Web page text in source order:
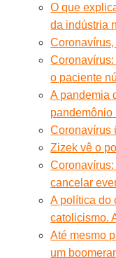
O que
da indústria
o paciente
A pandemia
pandemônio
Coronavírus
Zizek vê o
cancelar
A política do
catolicismo.
Até mesmo
um